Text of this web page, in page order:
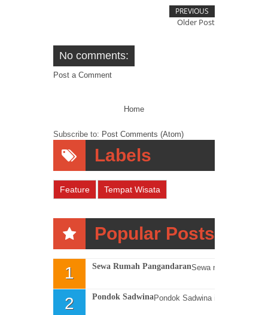
PREVIOUS
Older Post
No comments:
Post a Comment
Home
Subscribe to: Post Comments (Atom)
Labels
Feature Tempat Wisata
Popular Posts
Sewa Rumah Pangandaran
Pondok Sadwina